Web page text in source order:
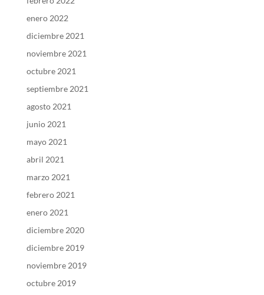
enero 2022
diciembre 2021
noviembre 2021
octubre 2021
septiembre 2021
agosto 2021
junio 2021
mayo 2021
abril 2021
marzo 2021
febrero 2021
enero 2021
diciembre 2020
diciembre 2019
noviembre 2019
octubre 2019